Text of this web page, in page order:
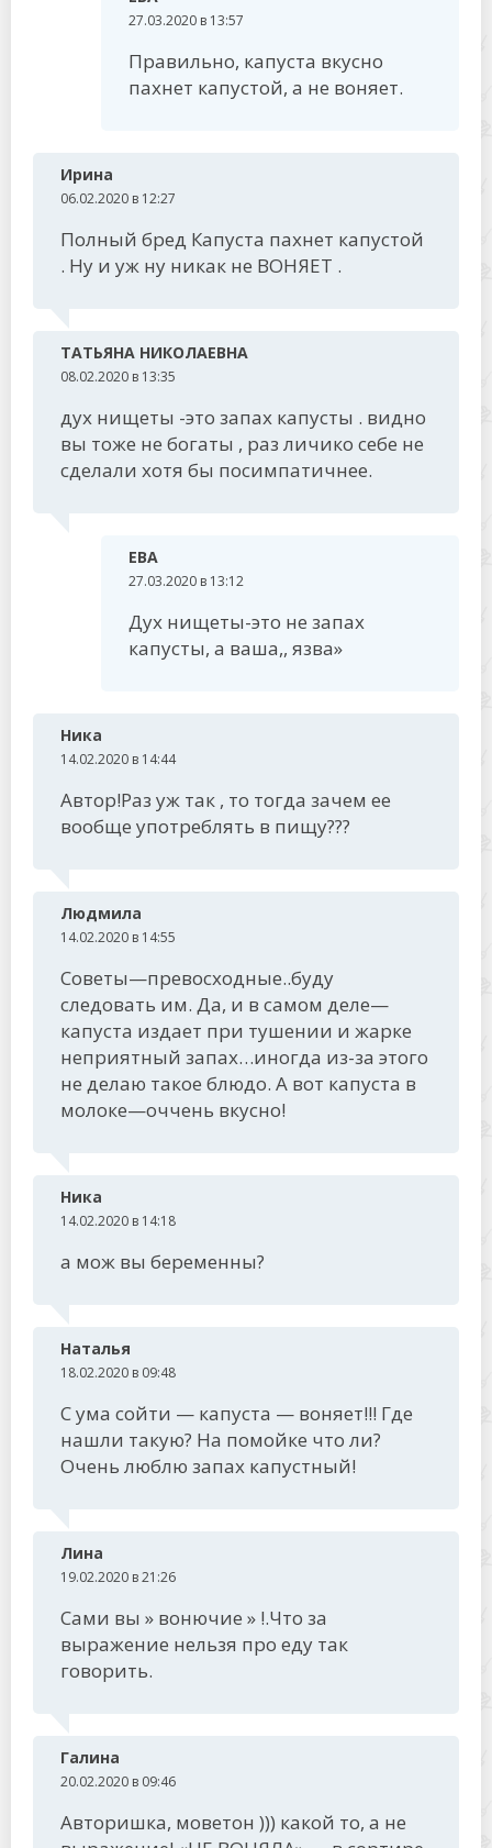
27.03.2020 в 13:57
Правильно, капуста вкусно
пахнет капустой, а не воняет.
Ирина
06.02.2020 в 12:27
Полный бред Капуста пахнет капустой
. Ну и уж ну никак не ВОНЯЕТ .
ТАТЬЯНА НИКОЛАЕВНА
08.02.2020 в 13:35
дух нищеты -это запах капусты . видно
вы тоже не богаты , раз личико себе не
сделали хотя бы посимпатичнее.
ЕВА
27.03.2020 в 13:12
Дух нищеты-это не запах
капусты, а ваша,, язва»
Ника
14.02.2020 в 14:44
Автор!Раз уж так , то тогда зачем ее
вообще употреблять в пищу???
Людмила
14.02.2020 в 14:55
Советы—превосходные..буду
следовать им. Да, и в самом деле—
капуста издает при тушении и жарке
неприятный запах…иногда из-за этого
не делаю такое блюдо. А вот капуста в
молоке—оччень вкусно!
Ника
14.02.2020 в 14:18
а мож вы беременны?
Наталья
18.02.2020 в 09:48
С ума сойти — капуста — воняет!!! Где
нашли такую? На помойке что ли?
Очень люблю запах капустный!
Лина
19.02.2020 в 21:26
Сами вы » вонючие » !.Что за
выражение нельзя про еду так
говорить.
Галина
20.02.2020 в 09:46
Авторишка, моветон ))) какой то, а не